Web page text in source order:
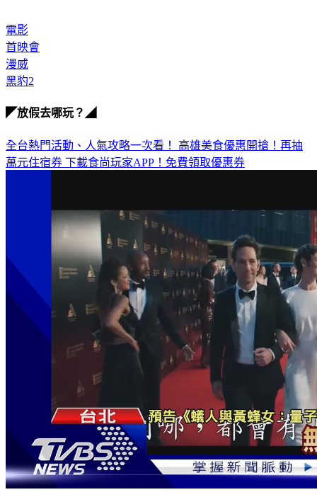
電影
首映會
漫威
黑豹2
◤放假去哪玩？◢
全台熱門活動、人氣攻略一次看！ 高雄美食優惠開搶！再抽
萬元住宿券 下載食尚玩家APP！免費領取優惠券